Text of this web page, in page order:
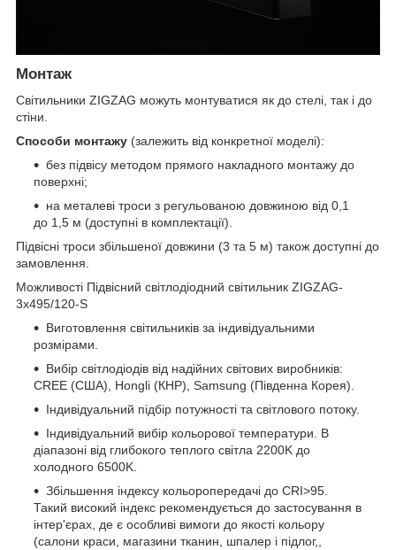
Монтаж
Світильники ZIGZAG можуть монтуватися як до стелі, так і до
стіни.
Способи монтажу (залежить від конкретної моделі):
без підвісу методом прямого накладного монтажу до
поверхні;
на металеві троси з регульованою довжиною від 0,1
до 1,5 м (доступні в комплектації).
Підвісні троси збільшеної довжини (3 та 5 м) також доступні до
замовлення.
Можливості Підвісний світлодіодний світильник ZIGZAG-
3x495/120-S
Виготовлення світильників за індивідуальними
розмірами.
Вибір світлодіодів від надійних світових виробників:
CREE (США), Hongli (КНР), Samsung (Південна Корея).
Індивідуальний підбір потужності та світлового потоку.
Індивідуальний вибір кольорової температури. В
діапазоні від глибокого теплого світла 2200K до
холодного 6500K.
Збільшення індексу кольоропередачі до CRI>95.
Такий високий індекс рекомендується до застосування в
інтер'єрах, де є особливі вимоги до якості кольору
(салони краси, магазини тканин, шпалер і підлог,,